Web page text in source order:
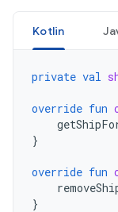
Kotlin
private val
override fun
}
override fun
}